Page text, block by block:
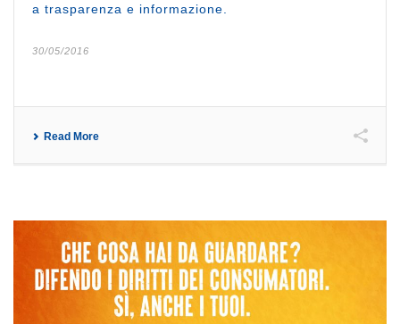
a trasparenza e informazione.
30/05/2016
Read More